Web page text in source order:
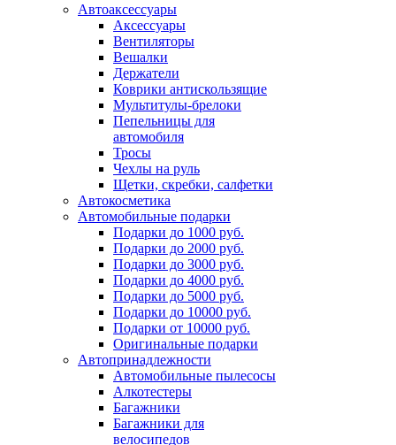
Автоаксессуары
Аксессуары
Вентиляторы
Вешалки
Держатели
Коврики антискользящие
Мультитулы-брелоки
Пепельницы для
автомобиля
Тросы
Чехлы на руль
Щетки, скребки, салфетки
Автокосметика
Автомобильные подарки
Подарки до 1000 руб.
Подарки до 2000 руб.
Подарки до 3000 руб.
Подарки до 4000 руб.
Подарки до 5000 руб.
Подарки до 10000 руб.
Подарки от 10000 руб.
Оригинальные подарки
Автопринадлежности
Автомобильные пылесосы
Алкотестеры
Багажники
Багажники для
велосипедов